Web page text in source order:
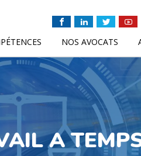
NOS AVOCATS
A